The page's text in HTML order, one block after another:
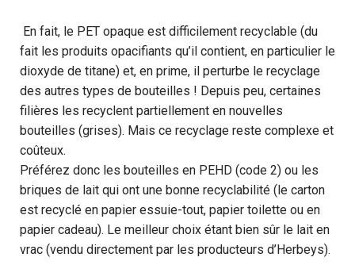
En fait, le PET opaque est difficilement recyclable (du
fait les produits opacifiants qu’il contient, en particulier le
dioxyde de titane) et, en prime, il perturbe le recyclage
des autres types de bouteilles ! Depuis peu, certaines
filières les recyclent partiellement en nouvelles
bouteilles (grises). Mais ce recyclage reste complexe et
coûteux.
Préférez donc les bouteilles en PEHD (code 2) ou les
briques de lait qui ont une bonne recyclabilité (le carton
est recyclé en papier essuie-tout, papier toilette ou en
papier cadeau). Le meilleur choix étant bien sûr le lait en
vrac (vendu directement par les producteurs d’Herbeys).